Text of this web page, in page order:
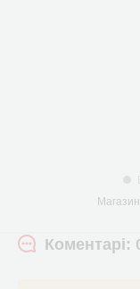
Магазин
Коментарі: